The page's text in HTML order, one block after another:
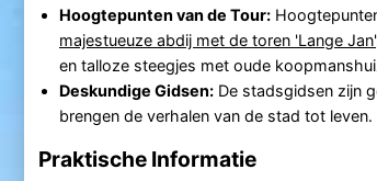
Hoogtepunten van de Tour:
majestueuze abdij met de toren 'Lange Jan'
en talloze steegjes met oude
Deskundige Gidsen:De stadsgidsen zijn
brengen de verhalen van de stad tot leven.
Praktische Informatie